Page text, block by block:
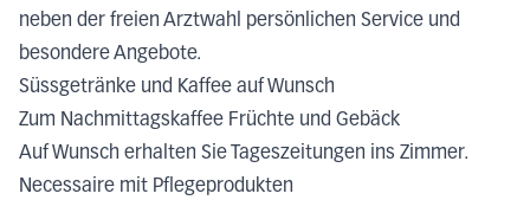
neben der freien Arztwahl persönlichen Service und
besondere Angebote.
Süssgetränke und Kaffee auf Wunsch
Zum Nachmittagskaffee Früchte und Gebäck
Auf Wunsch erhalten Sie Tageszeitungen ins Zimmer.
Necessaire mit Pflegeprodukten